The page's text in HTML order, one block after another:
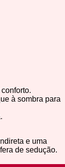
à sombra para
e uma
de sedução.